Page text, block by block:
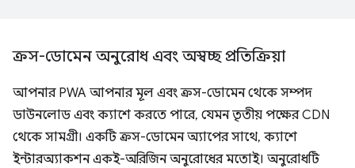
ক্রস-ডোমেন অনুরোধ এবং অস্বচ্ছ প্রতিক্রিয়া
আপনার PWA আপনার মূল এবং ক্রস-ডোমেন থেকে সম্পদ
ডাউনলোড এবং ক্যাশে করতে পারে, যেমন তৃতীয় পক্ষের CDN
থেকে সামগ্রী। একটি ক্রস-ডোমেন অ্যাপের সাথে, ক্যাশে
ইন্টারঅ্যাকশন একই-অরিজিন অনুরোধের মতোই। অনুরোধটি